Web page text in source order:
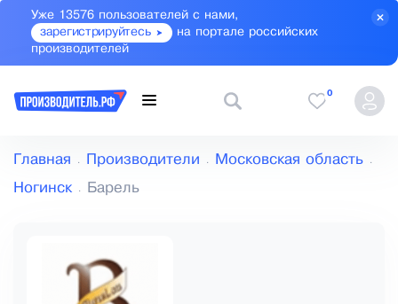
Уже 13576 пользователей с нами,
зарегистрируйтесь
на портале российских
производителей
0
Главная Производители Московская область
Ногинск Барель